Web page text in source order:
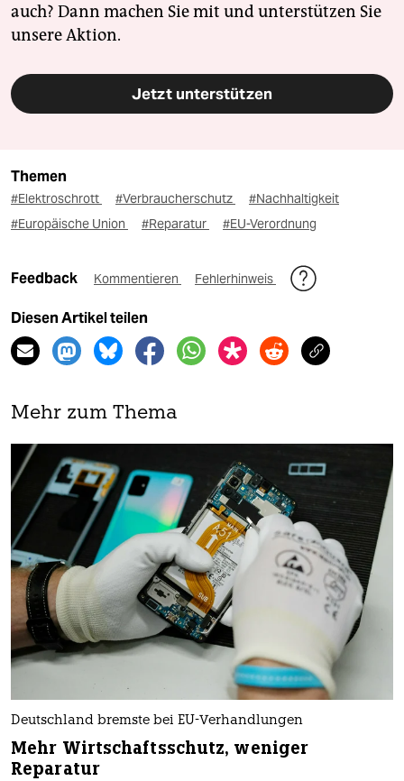
auch? Dann machen Sie mit und unterstützen Sie
unsere Aktion.
Jetzt unterstützen
Themen
#Elektroschrott #Verbraucherschutz
#Nachhaltigkeit
#Europäische Union
#Reparatur #EU-Verordnung
Feedback Kommentieren Fehlerhinweis
Diesen Artikel teilen
Mehr zum Thema
Deutschland bremste bei EU-Verhandlungen
Mehr Wirtschaftsschutz, weniger
Reparatur